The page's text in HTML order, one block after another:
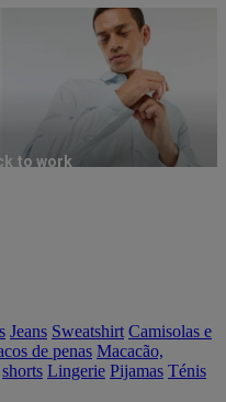
to work
Jeans Sweatshirt Camisolas e
de penas Macacão,
shorts Lingerie Pijamas Ténis